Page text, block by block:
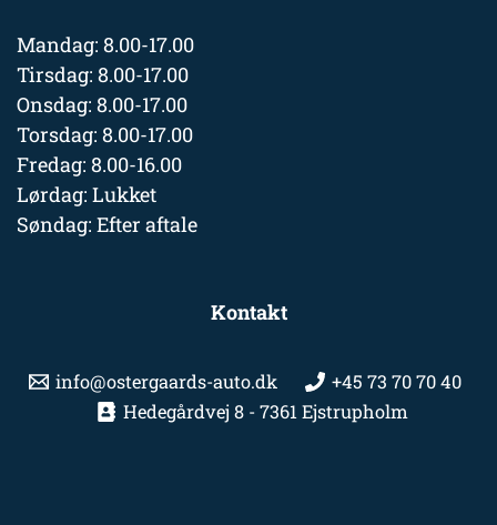
Mandag: 8.00-17.00
Tirsdag: 8.00-17.00
Onsdag: 8.00-17.00
Torsdag: 8.00-17.00
Fredag: 8.00-16.00
Lørdag: Lukket
Søndag: Efter aftale
Kontakt
info@ostergaards-auto.dk
+45 73 70 70 40
Hedegårdvej 8 - 7361 Ejstrupholm